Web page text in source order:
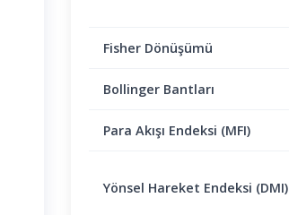
Fisher Dönüşümü
Bollinger Bantları
Para Akışı Endeksi (MFI)
Yönsel Hareket Endeksi (DMI)